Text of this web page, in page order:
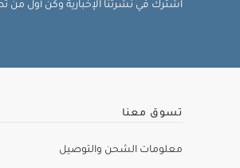
اشترك في نشرتنا الإخبارية وكن أول من
تسوق معنا
معلومات الشحن والتوصيل